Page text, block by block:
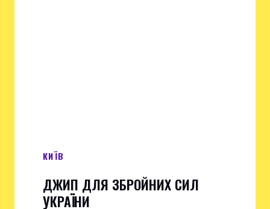
КИЇВ
ДЖИП ДЛЯ ЗБРОЙНИХ СИЛ
УКРАЇНИ